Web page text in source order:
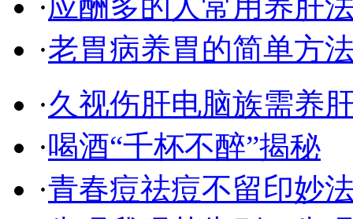
·老胃病养胃的简单方
·久视伤肝电脑族需养
·喝酒“千杯不醉”揭秘
·青春痘祛痘不留印妙